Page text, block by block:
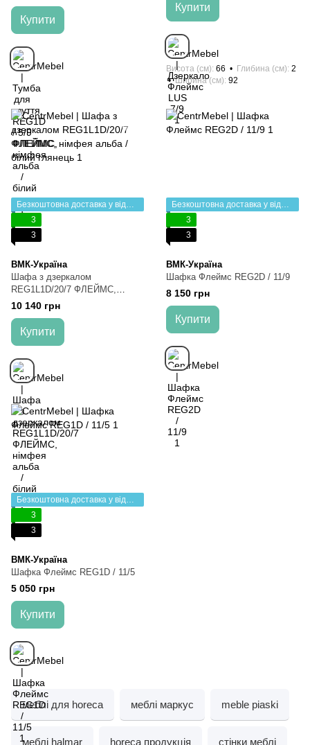
Купити
Купити
Висота (см) 66 Глибина (см) 2
Ширина (см) 92
Безкоштовна доставка у відділення НП
3
3
ВМК-Україна
Шафа з дзеркалом
REG1L1D/20/7 ФЛЕЙМС,
німфея альба / білий глянець
10 140 грн
Купити
Безкоштовна доставка у відділення НП
3
3
ВМК-Україна
Шафка Флеймс REG2D / 11/9
8 150 грн
Купити
Безкоштовна доставка у відділення НП
3
3
ВМК-Україна
Шафка Флеймс REG1D / 11/5
5 050 грн
Купити
меблі для horeca меблі маркус meble piaski
меблі halmar horeca продукція стінки меблі